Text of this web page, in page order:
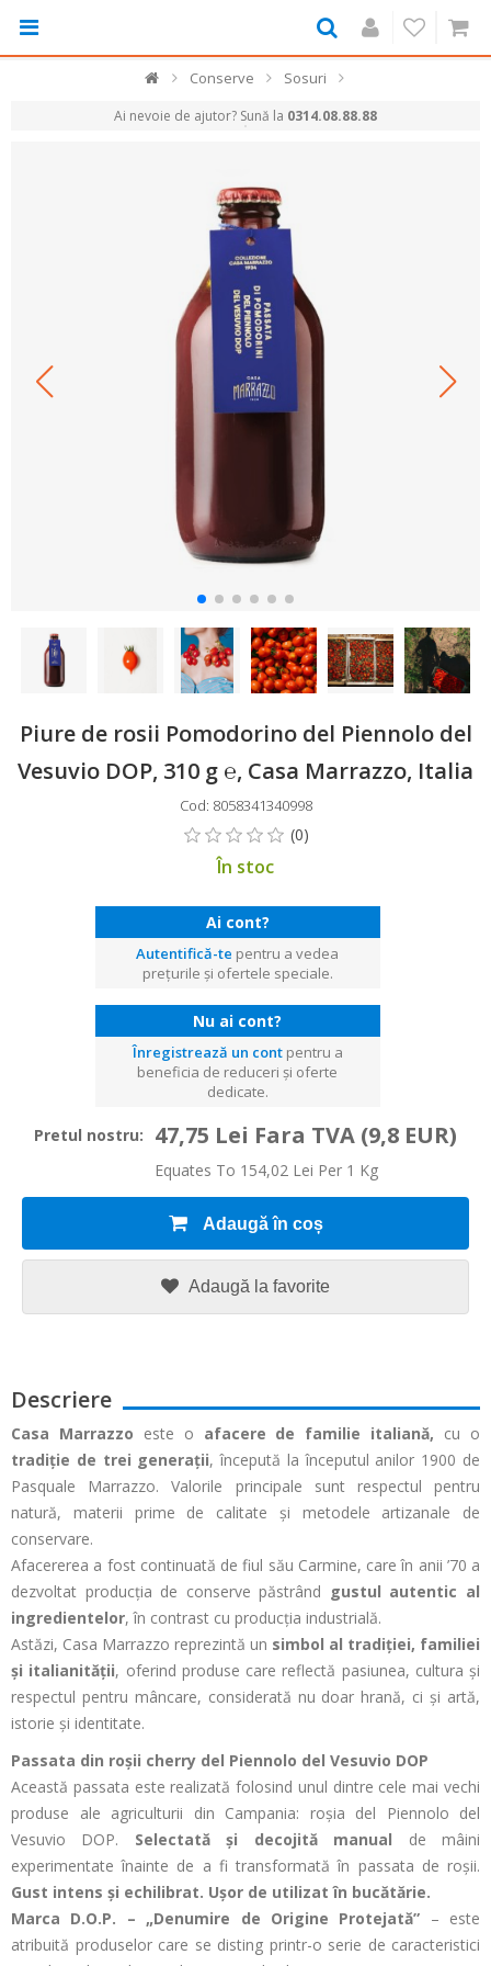
Conserve Sosuri
Ai nevoie de ajutor? Sună la 0314.08.88.88
Piure de rosii Pomodorino del Piennolo del
Vesuvio DOP, 310 g ℮, Casa Marrazzo, Italia
Cod: 8058341340998
În stoc
Ai cont?
Autentifică-te pentru a vedea
prețurile și ofertele speciale.
Nu ai cont?
Înregistrează un contpentru a
beneficia de reduceri și oferte
dedicate.
Pretul nostru: 47,75 Lei Fara TVA (9,8 EUR)
Equates To 154,02 Lei Per 1 Kg
Adaugă în coș
Adaugă la favorite
Descriere
Casa Marrazzo este o afacere de familie italiană, cu o
tradiție de trei generații, începută la începutul anilor 1900 de
Pasquale Marrazzo. Valorile principale sunt respectul pentru
natură, materii prime de calitate și metodele artizanale de
conservare.
Afacererea a fost continuată de fiul său Carmine, care în anii ’70 a
dezvoltat producția de conserve păstrând gustul autentic al
ingredientelor, în contrast cu producția industrială.
Astăzi, Casa Marrazzo reprezintă un simbol al tradiției, familiei
și italianității, oferind produse care reflectă pasiunea, cultura și
respectul pentru mâncare, considerată nu doar hrană, ci și artă,
istorie și identitate.
Passata din roșii cherry del Piennolo del Vesuvio DOP
Această passata este realizată folosind unul dintre cele mai vechi
produse ale agriculturii din Campania: roșia del Piennolo del
Vesuvio DOP. Selectată și decojită manual de mâini
experimentate înainte de a fi transformată în passata de roșii.
Gust intens și echilibrat. Ușor de utilizat în bucătărie.
Marca D.O.P. – „Denumire de Origine Protejată” – este
atribuită produselor care se disting printr-o serie de caracteristici